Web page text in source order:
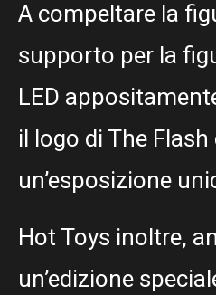
A compeltare la
supporto per la
LED
il logo di The
un’esposizione
Hot Toys inoltre,
un’edizione